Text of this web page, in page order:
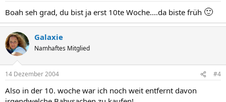
Boah seh grad, du bist ja erst 10te Woche....da biste früh 🙂
Galaxie
Namhaftes Mitglied
14 Dezember 2004 #4
Also in der 10. woche war ich noch weit entfernt davon